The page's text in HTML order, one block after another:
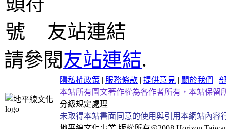
友站連結
請參閱友站連結.
隱私權政策 | 服務條款 | 提供意見 | 關於我們 |
本站所有圖文著作權為各作者所有，本站保留
分級規定處理
未取得本站書面同意的使用與引用本網站內